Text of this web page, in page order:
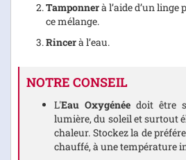
Tamponnerà l’aide d’un
ce mélange.
Rincerà l’eau.
NOTRE CONSEIL
L'Eau Oxygénée doit être
lumière, du soleil et surtout
chaleur. Stockez la de
chauffé, à une température